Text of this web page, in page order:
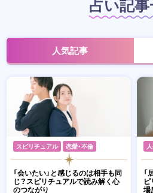
占い記
人気記事
スピリチュアル 恋愛・不倫
「会いたい」と感じるのは相手も同
じ？スピリチュアルで読み解く心
のつながり 場